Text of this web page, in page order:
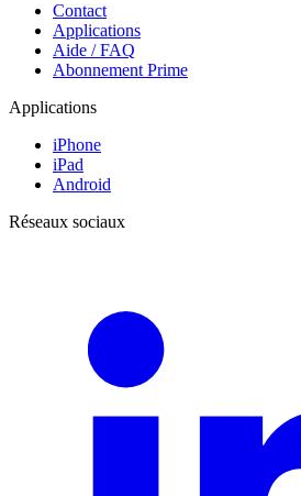
Contact
Applications
Aide / FAQ
Abonnement Prime
Applications
iPhone
iPad
Android
Réseaux sociaux